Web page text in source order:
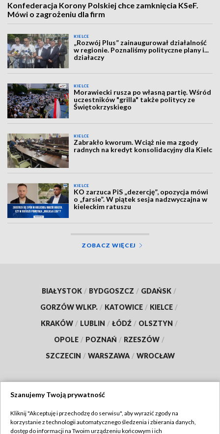
Konfederacja Korony Polskiej chce zamknięcia KSeF.
Mówi o zagrożeniu dla firm
KIELCE
„Rozwój Plus” zainaugurował działalność
w regionie. Poznaliśmy polityczne plany i...
działaczy
KIELCE
Morawiecki rusza po własną partię. Wśród
uczestników "grilla" także politycy ze
Świętokrzyskiego
KIELCE
Zabrakło kworum. Wciąż nie ma zgody
radnych na kredyt konsolidacyjny dla Kielc
KIELCE
KO zarzuca PiS „dezercję”, opozycja mówi
o „farsie”. W piątek sesja nadzwyczajna w
kieleckim ratuszu
ZOBACZ WIĘCEJ
BIAŁYSTOK / BYDGOSZCZ / GDAŃSK /
GORZÓW WLKP. / KATOWICE / KIELCE /
KRAKÓW / LUBLIN / ŁÓDŹ / OLSZTYN /
OPOLE / POZNAŃ / RZESZÓW /
SZCZECIN / WARSZAWA / WROCŁAW
TVP
Szanujemy Twoją prywatność
Kliknij "Akceptuję i przechodzę do serwisu", aby wyrazić zgody na
korzystanie z technologii automatycznego śledzenia i zbierania danych,
dostęp do informacji na Twoim urządzeniu końcowym i ich